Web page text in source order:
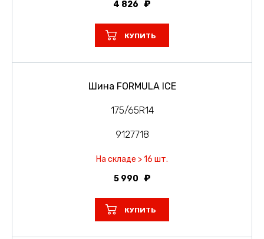
4 826
КУПИТЬ
Шина FORMULA ICE
175/65R14
9127718
На складе > 16 шт.
5 990
КУПИТЬ